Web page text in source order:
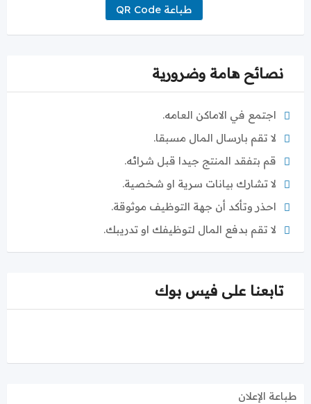
طباعة QR Code
نصائح هامة وضرورية
اجتمع في الاماكن العامه.
لا تقم بارسال المال مسبقا.
قم بتفقد المنتج جيدا قبل شرائه.
لا تشارك بيانات سرية او شخصية.
احذر وتأكد أن جهة التوظيف موثوقة.
لا تقم بدفع المال لتوظيفك او تدريبك.
تابعنا على فيس بوك
طباعة الإعلان